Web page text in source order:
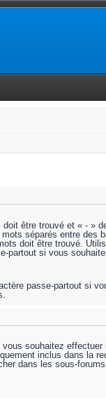
être trouvé et « - »
séparés entre des
doit être trouvé.
partout si vous
passe-partout si
souhaitez effectuer
inclus dans la
dans les sous-